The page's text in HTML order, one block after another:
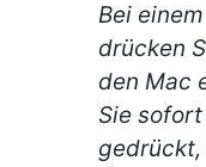
Bei
drücken
den Mac
Sie